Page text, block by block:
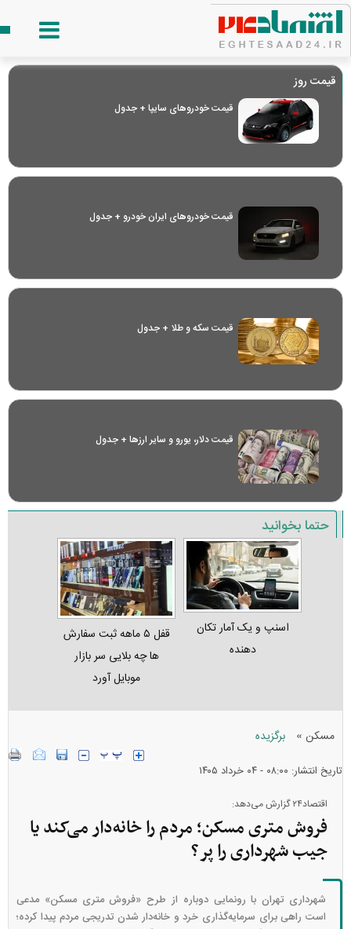
قیمت روز
قیمت خودرو‌های سایپا + جدول
قیمت خودرو‌های ایران خودرو + جدول
قیمت سکه و طلا + جدول
قیمت دلار، یورو و سایر ارز‌ها + جدول
حتما بخوانید
اسنپ و یک آمار تکان‌
دهنده
قفل ۵ ماهه ثبت‌ سفارش‌
ها چه بلایی سر بازار
موبایل آورد
مسکن » برگزیده
تاریخ انتشار: ۰۸:۰۰ - ۰۴ خرداد ۱۴۰۵
اقتصاد۲۴ گزارش می‌دهد:
فروش متری مسکن؛ مردم را خانه‌دار می‌کند یا
جیب شهرداری را پر؟
شهرداری تهران با رونمایی دوباره از طرح «فروش متری مسکن» مدعی
است راهی برای سرمایه‌گذاری خرد و خانه‌دار شدن تدریجی مردم پیدا کرده؛